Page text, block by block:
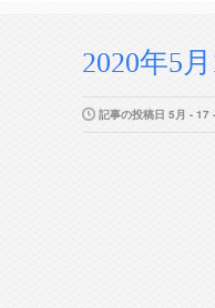
2020年5
記事の投稿日 5月 - 17